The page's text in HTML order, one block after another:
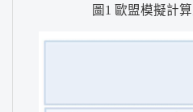
圖1 歐盟模擬計